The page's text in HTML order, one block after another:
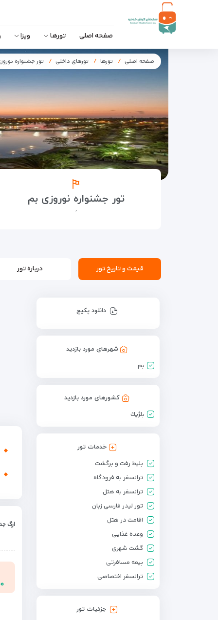
صفحه اصلی تورها ویزا
صفحه اصلی تورها تورهای داخلی تور جشنواره
تور جشنواره نوروزی بم
قیمت و تاریخ تور درباره تور
دانلود پکیج
شهرهای مورد بازدید
بم
کشورهای مورد بازدید
بلژيك
خدمات تور
بلیط رفت و برگشت
ترانسفر به فرودگاه
ترانسفر به هتل
تور لیدر فارسی زبان
اقامت در هتل
وعده غذایی
گشت شهری
بیمه مسافرتی
ترانسفر اختصاصی
جزئیات تور
ارگ